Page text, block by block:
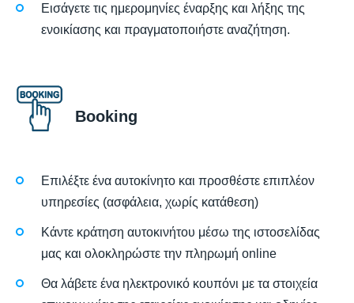
Εισάγετε τις ημερομηνίες έναρξης και λήξης της
ενοικίασης και πραγματοποιήστε αναζήτηση.
Booking
Επιλέξτε ένα αυτοκίνητο και προσθέστε επιπλέον
υπηρεσίες (ασφάλεια, χωρίς κατάθεση)
Κάντε κράτηση αυτοκινήτου μέσω της ιστοσελίδας
μας και ολοκληρώστε την πληρωμή online
Θα λάβετε ένα ηλεκτρονικό κουπόνι με τα στοιχεία